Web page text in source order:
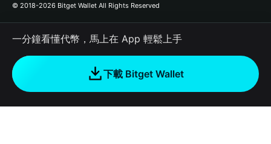
RWA
如何購買加密貨幣
Polygon
© 2018-2026 Bitget Wallet All Rights Reserved
一分鐘看懂代幣，馬上在 App 輕鬆上手
下載 Bitget Wallet